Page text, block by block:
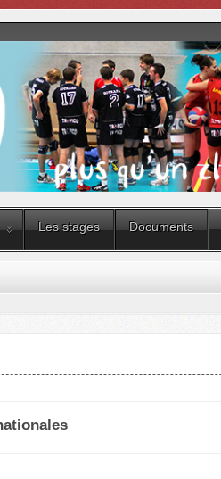
Les stages Documents